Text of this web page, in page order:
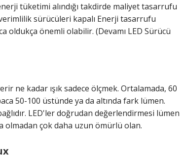
tüketimi alındığı takdirde maliyet tasarrufu
sürücüleri kapalı Enerji tasarrufu
oldukça önemli olabilir. (Devamı LED Sürücü
ne kadar ışık sadece ölçmek. Ortalamada, 60
50-100 üstünde ya da altında fark lümen.
LED'ler doğrudan değerlendirmesi lümen
olmadan çok daha uzun ömürlü olan.